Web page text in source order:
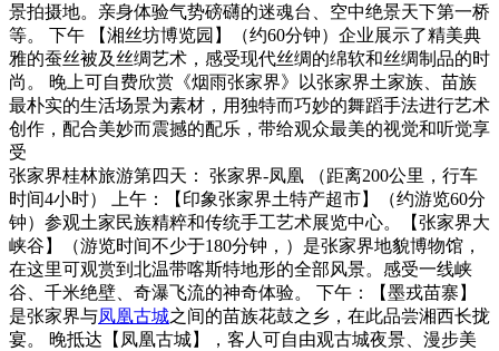
景拍摄地。亲身体验气势磅礴的迷魂台、空中绝景天下第一桥
等。 下午 【湘丝坊博览园】（约60分钟）企业展示了精美典
雅的蚕丝被及丝绸艺术，感受现代丝绸的绵软和丝绸制品的时
尚。 晚上可自费欣赏《烟雨张家界》以张家界土家族、苗族
最朴实的生活场景为素材，用独特而巧妙的舞蹈手法进行艺术
创作，配合美妙而震撼的配乐，带给观众最美的视觉和听觉享
受
张家界桂林旅游第四天：
张家界-凤凰 （距离200公里，行车
时间4小时） 上午：【印象张家界土特产超市】（约游览60分
钟）参观土家民族精粹和传统手工艺术展览中心。【张家界大
峡谷】（游览时间不少于180分钟，）是张家界地貌博物馆，
在这里可观赏到北温带喀斯特地形的全部风景。感受一线峡
谷、千米绝壁、奇瀑飞流的神奇体验。 下午：【墨戎苗寨】
是张家界与凤凰古城之间的苗族花鼓之乡，在此品尝湘西长拢
宴。 晚抵达【凤凰古城】，客人可自由观古城夜景、漫步美